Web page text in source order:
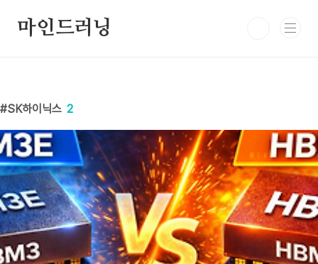
마인드러닝
SK하이닉스 2